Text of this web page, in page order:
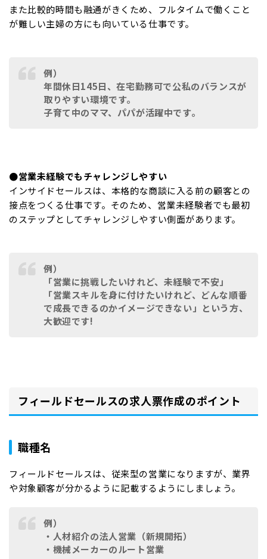
また比較的時間も融通がきくため、フルタイムで働くこと
が難しい主婦の方にも向いている仕事です。
例）
年間休日145日、在宅勤務可で公私のバランスが
取りやすい環境です。
子育て中のママ、パパが活躍中です。
●営業未経験でもチャレンジしやすい
インサイドセールスは、本格的な商談に入る前の顧客との
接点をつくる仕事です。そのため、営業未経験者でも最初
のステップとしてチャレンジしやすい側面があります。
例）
「営業に挑戦したいけれど、未経験で不安」
「営業スキルを身に付けたいけれど、どんな順番
で成長できるのかイメージできない」という方、
大歓迎です!
フィールドセールスの求人票作成のポイント
職種名
フィールドセールスは、従来型の営業になりますが、業界
や対象顧客が分かるように記載するようにしましょう。
例）
・人材紹介の法人営業（新規開拓）
・機械メーカーのルート営業